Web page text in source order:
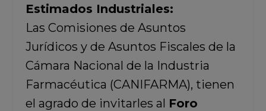
Estimados Industriales:
Las Comisiones de Asuntos
Jurídicos y de Asuntos Fiscales de la
Cámara Nacional de la Industria
Farmacéutica (CANIFARMA), tienen
el agrado de invitarles al Foro